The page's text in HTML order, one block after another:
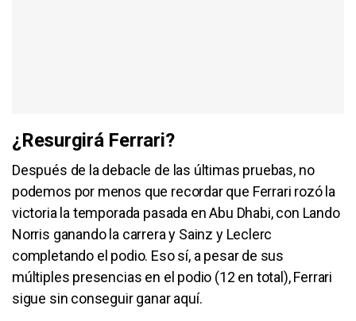
¿Resurgirá Ferrari?
Después de la debacle de las últimas pruebas, no
podemos por menos que recordar que Ferrari rozó la
victoria la temporada pasada en Abu Dhabi, con Lando
Norris ganando la carrera y Sainz y Leclerc
completando el podio. Eso sí, a pesar de sus
múltiples presencias en el podio (12 en total), Ferrari
sigue sin conseguir ganar aquí.